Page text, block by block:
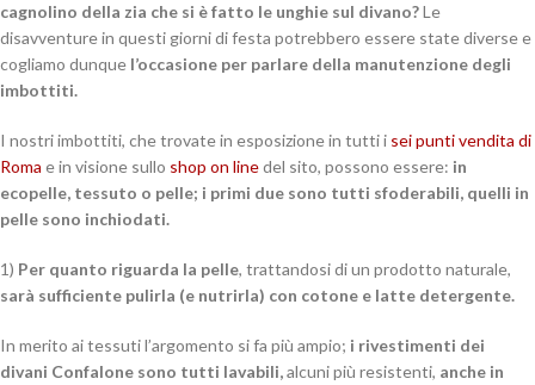
cagnolino della zia che si è fatto le unghie sul divano?Le
disavventure in questi giorni di festa potrebbero essere state diverse e
cogliamo dunque l’occasione per parlare della manutenzione degli
imbottiti.
I nostri imbottiti, che trovate in esposizione in tutti i sei punti vendita di
Roma e in visione sullo shop on linedel sito, possono essere: in
ecopelle, tessuto o pelle; i primi due sono tutti sfoderabili, quelli in
pelle sono inchiodati.
1) Per quanto riguarda la pelle, trattandosi di un prodotto naturale,
sarà sufficiente pulirla (e nutrirla) con cotone e latte detergente.
In merito ai tessuti l’argomento si fa più ampio; i rivestimenti dei
divani Confalone sono tutti lavabili,alcuni più resistenti, anche in